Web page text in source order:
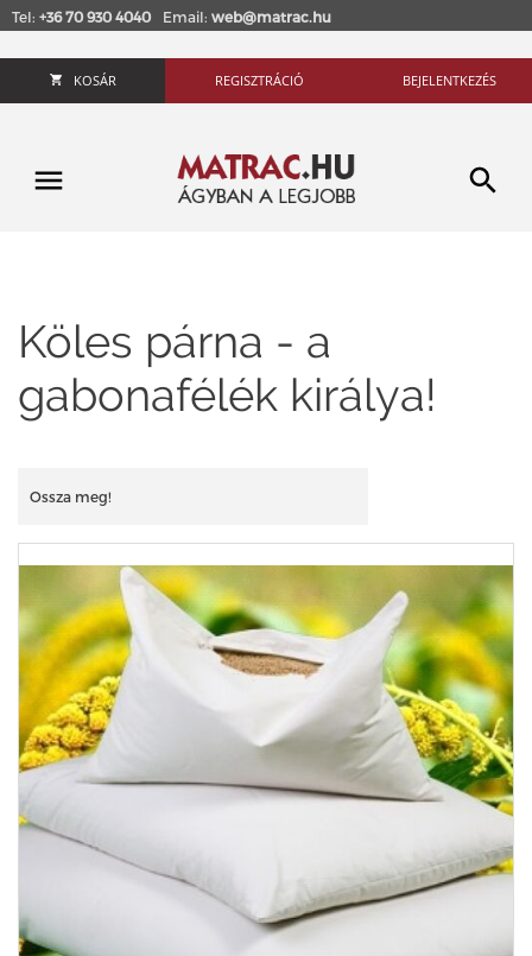
Tel: +36 70 930 4040 Email: web@matrac.hu
KOSÁR REGISZTRÁCIÓ BEJELENTKEZÉS
Köles párna - a
gabonafélék királya!
Ossza meg!